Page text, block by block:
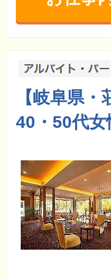
【岐阜県
40・50代女